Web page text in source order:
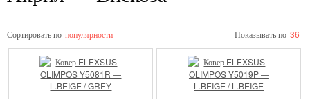
Сортировать по популярности Показывать по 36